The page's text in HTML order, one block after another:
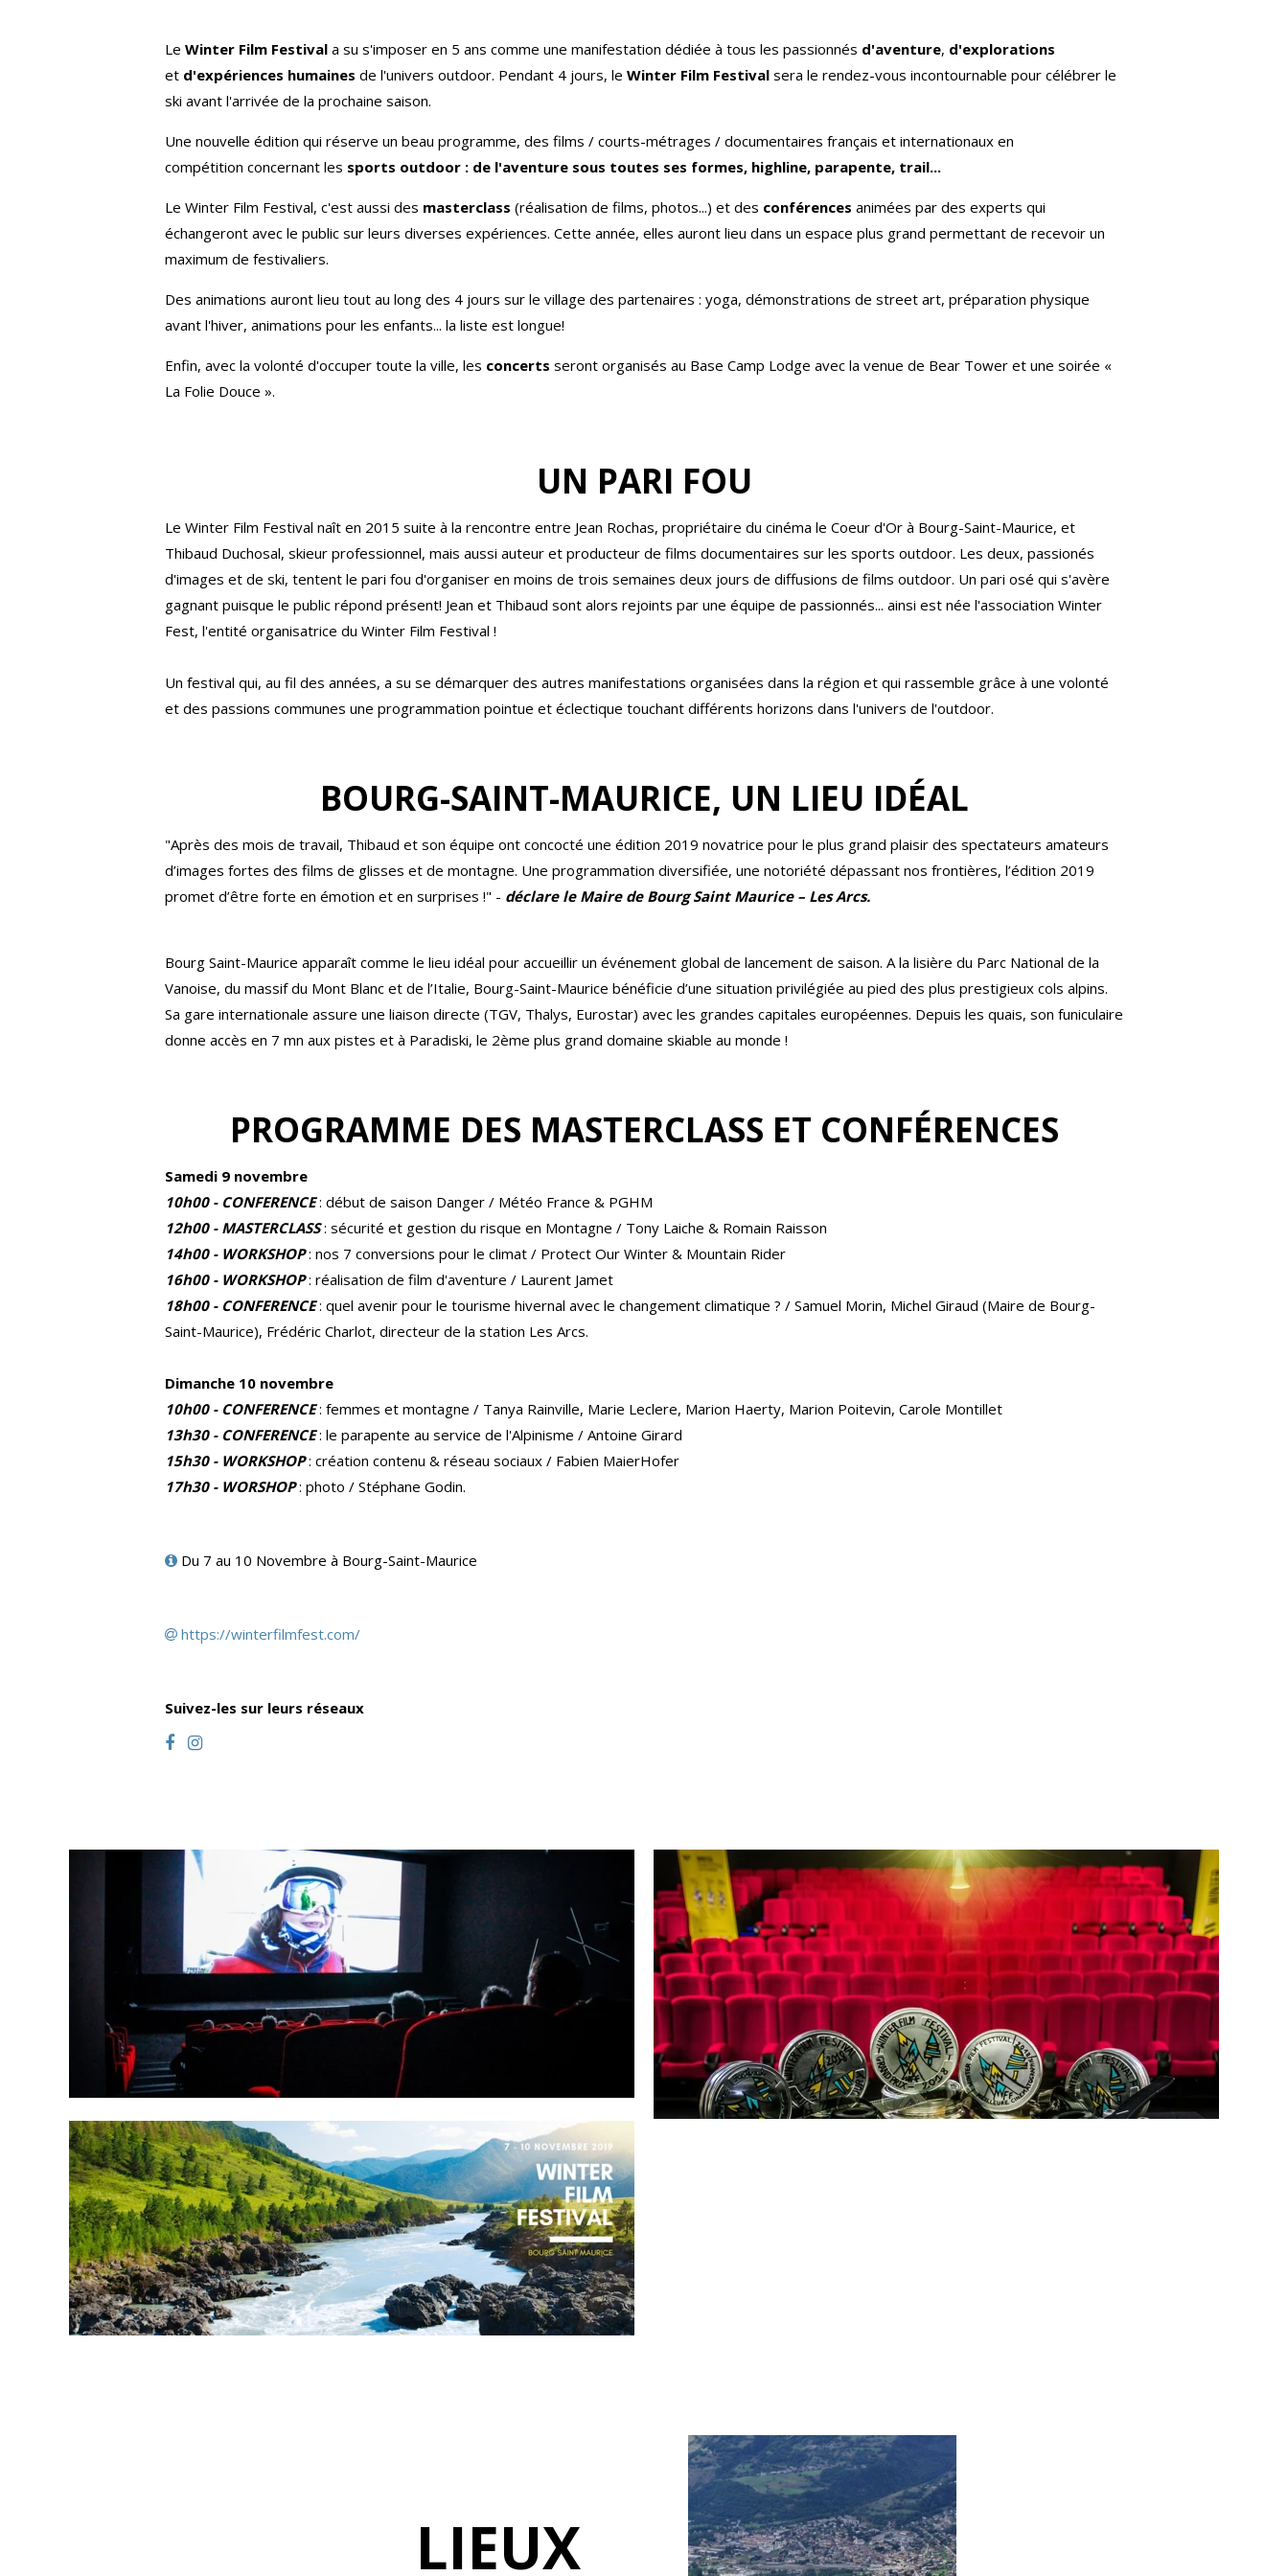
Le Winter Film Festival a su s'imposer en 5 ans comme une manifestation dédiée à tous les passionnés d'aventure, d'explorations
et d'expériences humaines de l'univers outdoor. Pendant 4 jours, le Winter Film Festival sera le rendez-vous incontournable pour célébrer le
ski avant l'arrivée de la prochaine saison.
Une nouvelle édition qui réserve un beau programme, des films / courts-métrages / documentaires français et internationaux en
compétition concernant les sports outdoor : de l'aventure sous toutes ses formes, highline, parapente, trail...
Le Winter Film Festival, c'est aussi des masterclass (réalisation de films, photos...) et des conférences animées par des experts qui
échangeront avec le public sur leurs diverses expériences. Cette année, elles auront lieu dans un espace plus grand permettant de recevoir un
maximum de festivaliers.
Des animations auront lieu tout au long des 4 jours sur le village des partenaires : yoga, démonstrations de street art, préparation physique
avant l'hiver, animations pour les enfants... la liste est longue!
Enfin, avec la volonté d'occuper toute la ville, les concerts seront organisés au Base Camp Lodge avec la venue de Bear Tower et une soirée «
La Folie Douce ».
UN PARI FOU
Le Winter Film Festival naît en 2015 suite à la rencontre entre Jean Rochas, propriétaire du cinéma le Coeur d'Or à Bourg-Saint-Maurice, et
Thibaud Duchosal, skieur professionnel, mais aussi auteur et producteur de films documentaires sur les sports outdoor. Les deux, passionés
d'images et de ski, tentent le pari fou d'organiser en moins de trois semaines deux jours de diffusions de films outdoor. Un pari osé qui s'avère
gagnant puisque le public répond présent! Jean et Thibaud sont alors rejoints par une équipe de passionnés... ainsi est née l'association Winter
Fest, l'entité organisatrice du Winter Film Festival !
Un festival qui, au fil des années, a su se démarquer des autres manifestations organisées dans la région et qui rassemble grâce à une volonté
et des passions communes une programmation pointue et éclectique touchant différents horizons dans l'univers de l'outdoor.
BOURG-SAINT-MAURICE, UN LIEU IDÉAL
"Après des mois de travail, Thibaud et son équipe ont concocté une édition 2019 novatrice pour le plus grand plaisir des spectateurs amateurs
d’images fortes des films de glisses et de montagne. Une programmation diversifiée, une notoriété dépassant nos frontières, l’édition 2019
promet d’être forte en émotion et en surprises !" - déclare leMaire de Bourg Saint Maurice – Les Arcs.
Bourg Saint-Maurice apparaît comme le lieu idéal pour accueillir un événement global de lancement de saison. A la lisière du Parc National de la
Vanoise, du massif du Mont Blanc et de l’Italie, Bourg-Saint-Maurice bénéficie d’une situation privilégiée au pied des plus prestigieux cols alpins.
Sa gare internationale assure une liaison directe (TGV, Thalys, Eurostar) avec les grandes capitales européennes. Depuis les quais, son funiculaire
donne accès en 7 mn aux pistes et à Paradiski, le 2ème plus grand domaine skiable au monde !
PROGRAMME DES MASTERCLASS ET CONFÉRENCES
Samedi 9 novembre
10h00 - CONFERENCE : début de saison Danger / Météo France & PGHM
12h00 - MASTERCLASS: sécurité et gestion du risque en Montagne / Tony Laiche & Romain Raisson
14h00 - WORKSHOP: nos 7 conversions pour le climat / Protect Our Winter & Mountain Rider
16h00 - WORKSHOP: réalisation de film d'aventure / Laurent Jamet
18h00 - CONFERENCE: quel avenir pour le tourisme hivernal avec le changement climatique ? / Samuel Morin, Michel Giraud (Maire de Bourg-
Saint-Maurice), Frédéric Charlot, directeur de la station Les Arcs.
Dimanche 10 novembre
10h00 - CONFERENCE: femmes et montagne / Tanya Rainville, Marie Leclere, Marion Haerty, Marion Poitevin, Carole Montillet
13h30 - CONFERENCE: le parapente au service de l'Alpinisme / Antoine Girard
15h30 - WORKSHOP: création contenu & réseau sociaux / Fabien MaierHofer
17h30 - WORSHOP: photo / Stéphane Godin.
Du 7 au 10 Novembre à Bourg-Saint-Maurice
https://winterfilmfest.com/
Suivez-les sur leurs réseaux
LIEUX
BOURG-SAINT-